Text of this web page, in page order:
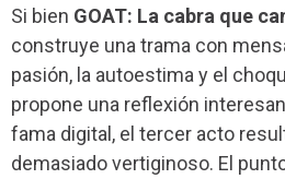
Si bien GOAT: La cabra que
construye una trama con
pasión, la autoestima y el
propone una reflexión
fama digital, el tercer acto
demasiado vertiginoso. El